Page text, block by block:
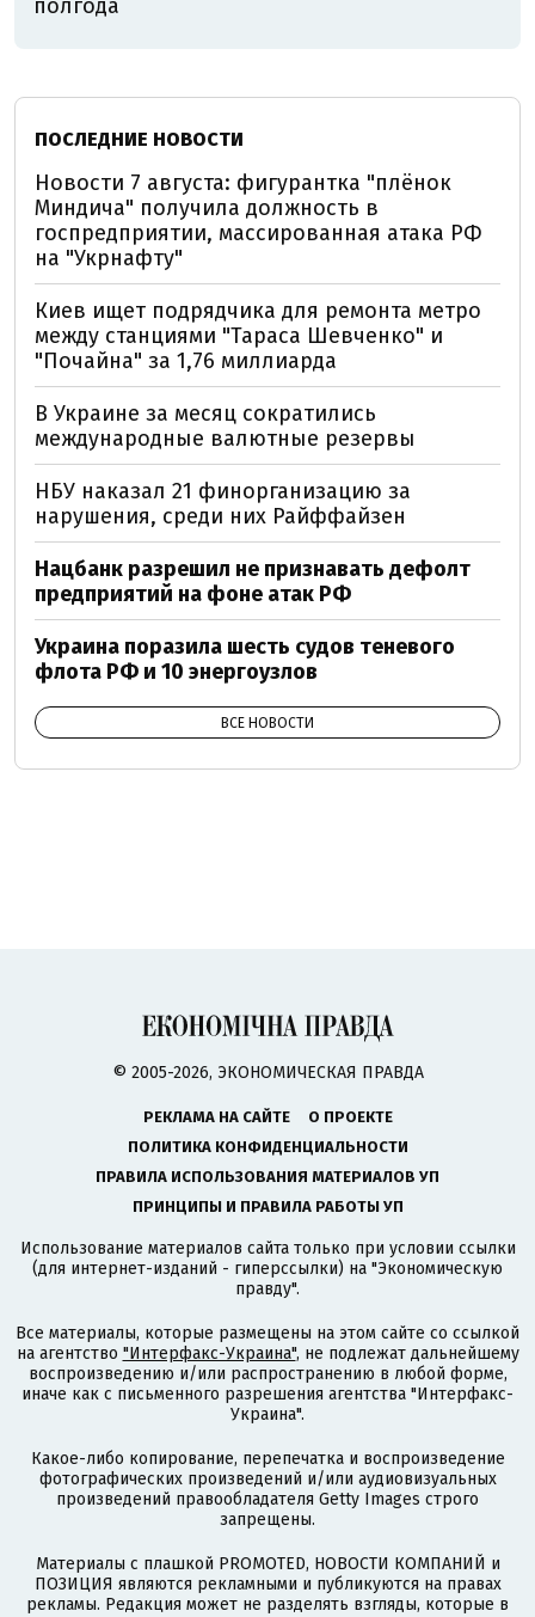
полгода
ПОСЛЕДНИЕ НОВОСТИ
Новости 7 августа: фигурантка "плёнок
Миндича" получила должность в
госпредприятии, массированная атака РФ
на "Укрнафту"
Киев ищет подрядчика для ремонта метро
между станциями "Тараса Шевченко" и
"Почайна" за 1,76 миллиарда
В Украине за месяц сократились
международные валютные резервы
НБУ наказал 21 финорганизацию за
нарушения, среди них Райффайзен
Нацбанк разрешил не признавать дефолт
предприятий на фоне атак РФ
Украина поразила шесть судов теневого
флота РФ и 10 энергоузлов
ВСЕ НОВОСТИ
© 2005-2026, ЭКОНОМИЧЕСКАЯ ПРАВДА
РЕКЛАМА НА САЙТЕ
О ПРОЕКТЕ
ПОЛИТИКА КОНФИДЕНЦИАЛЬНОСТИ
ПРАВИЛА ИСПОЛЬЗОВАНИЯ МАТЕРИАЛОВ УП
ПРИНЦИПЫ И ПРАВИЛА РАБОТЫ УП
Использование материалов сайта только при условии ссылки
(для интернет-изданий - гиперссылки) на "Экономическую
правду".
Все материалы, которые размещены на этом сайте со ссылкой
на агентство "Интерфакс-Украина", не подлежат дальнейшему
воспроизведению и/или распространению в любой форме,
иначе как с письменного разрешения агентства "Интерфакс-
Украина".
Какое-либо копирование, перепечатка и воспроизведение
фотографических произведений и/или аудиовизуальных
произведений правообладателя Getty Images строго
запрещены.
Материалы с плашкой PROMOTED, НОВОСТИ КОМПАНИЙ и
ПОЗИЦИЯ являются рекламными и публикуются на правах
рекламы. Редакция может не разделять взгляды, которые в